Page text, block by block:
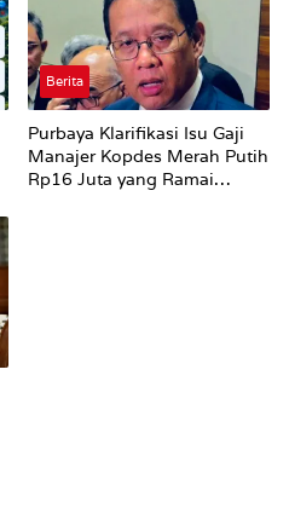
Berita
Purbaya Klarifikasi Isu Gaji
Manajer Kopdes Merah Putih
Rp16 Juta yang Ramai